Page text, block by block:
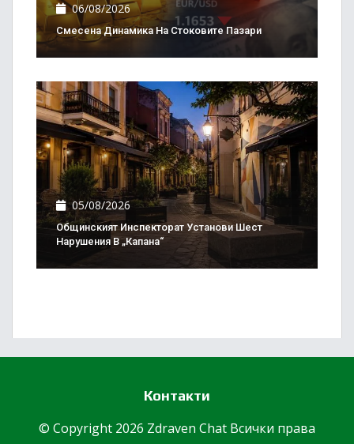
06/08/2026
Смесена Динамика На Стоковите Пазари
05/08/2026
Общинският Инспекторат Установи Шест
Нарушения В „Капана“
Контакти
© Copyright 2026 Zdraven Chat Всички права